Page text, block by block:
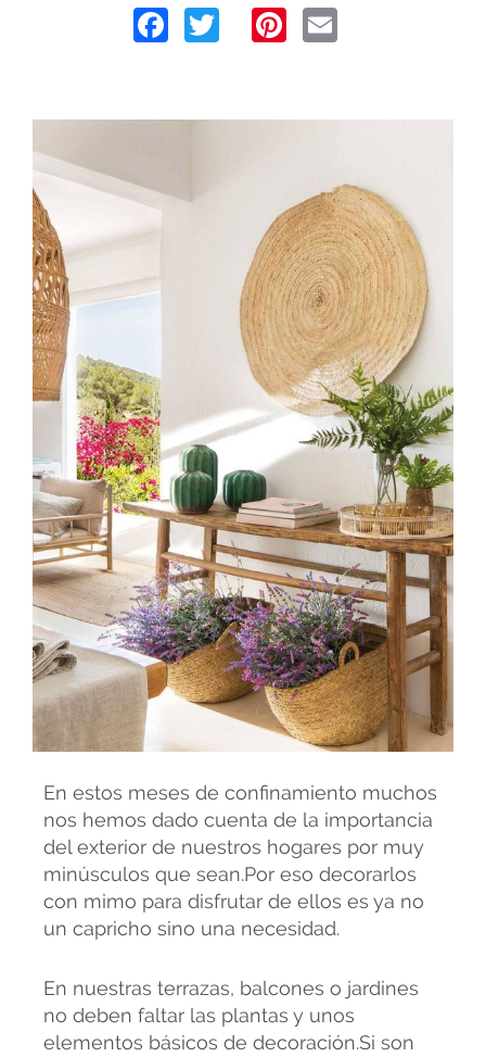
Facebook
TwitterPinterest
Email
En estos meses de confinamiento muchos
nos hemos dado cuenta de la importancia
del exterior de nuestros hogares por muy
minúsculos que sean.Por eso decorarlos
con mimo para disfrutar de ellos es ya no
un capricho sino una necesidad.
En nuestras terrazas, balcones o jardines
no deben faltar las plantas y unos
elementos básicos de decoración.Si son